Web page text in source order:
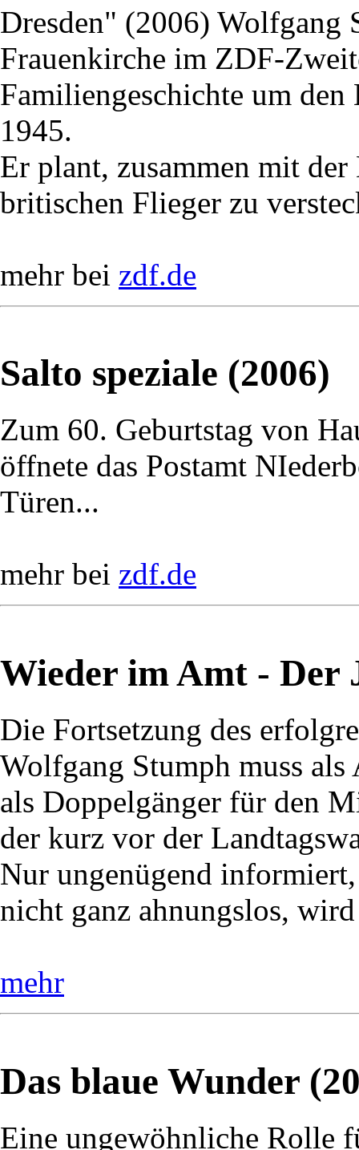
Dresden" (2006) Wolfgang
Frauenkirche im ZDF-
Familiengeschichte um
1945.
Er plant, zusammen mit
britischen Flieger zu
mehr bei zdf.de
Salto speziale (2006)
Zum 60. Geburtstag von
öffnete das Postamt
Türen...
mehr bei zdf.de
Wieder im Amt - Der
Die Fortsetzung des
Wolfgang Stumph muss
als Doppelgänger für den
der kurz vor der
Nur ungenügend
nicht ganz ahnungslos,
mehr
Das blaue Wunder
Eine ungewöhnliche Rolle